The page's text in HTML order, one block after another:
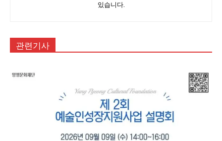
있습니다.
관련기사